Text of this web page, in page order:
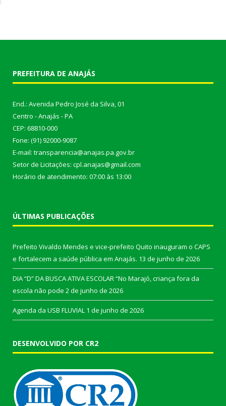
PREFEITURA DE ANAJÁS
End.: Avenida Pedro José da Silva, 01
Centro - Anajás - PA
CEP: 68810-000
Fone: (91) 92000-9087
E-mail: transparencia@anajas.pa.gov.br
Setor de Licitações: cpl.anajas@gmail.com
Horário de atendimento: 07:00 às 13:00
ÚLTIMAS PUBLICAÇÕES
Prefeito Vivaldo Mendes e vice-prefeito Quito inauguram o CAPS
e fortalecem a saúde pública em Anajás. 13 de junho de 2026
DIA “D” DA BUSCA ATIVA ESCOLAR “No Marajó, criança fora da
escola não pode 2 de junho de 2026
Agenda da USB FLUVIAL 1 de junho de 2026
DESENVOLVIDO POR CR2